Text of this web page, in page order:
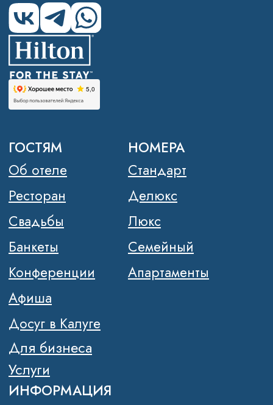
Политика обработки персональных
данных
Правовая информация
2026 © Отель Hilton Garden Inn
Kalugа
SEO-продвижение сайтов Novatechno